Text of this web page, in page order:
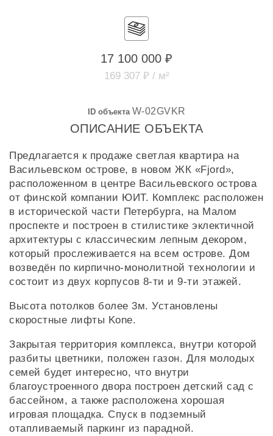
17 100 000 ₽
169 307 ₽ / м²
ID объекта W-02GVKR
ОПИСАНИЕ ОБЪЕКТА
Предлагается к продаже светлая квартира на
Васильевском острове, в новом ЖК «Fjord»,
расположенном в центре Васильевского острова
от финской компании ЮИТ. Комплекс расположен
в исторической части Петербурга, на Малом
проспекте и построен в стилистике эклектичной
архитектуры с классическим лепным декором,
который прослеживается на всем острове. Дом
возведён по кирпично-монолитной технологии и
состоит из двух корпусов 8-ти и 9-ти этажей.
Высота потолков более 3м. Установлены
скоростные лифты Kone.
Закрытая территория комплекса, внутри которой
разбиты цветники, положен газон. Для молодых
семей будет интересно, что внутри
благоустроенного двора построен детский сад с
бассейном, а также расположена хорошая
игровая площадка. Спуск в подземный
отапливаемый паркинг из парадной.